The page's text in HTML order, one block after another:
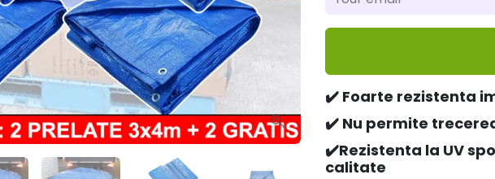
✔️ Foarte rezistenta
✔️ Nu permite
✔️Rezistenta la UV
calitate